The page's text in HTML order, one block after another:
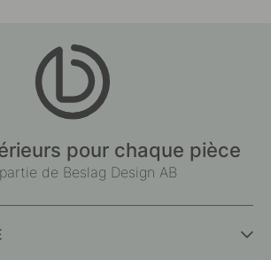
pour chaque pièce
de Beslag Design AB